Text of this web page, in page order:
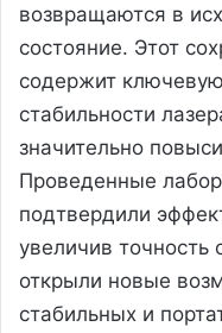
возвращаются в
состояние. Этот
содержит
стабильности
значительно
Проведенные
подтвердили
увеличив точность
открыли новые
стабильных и